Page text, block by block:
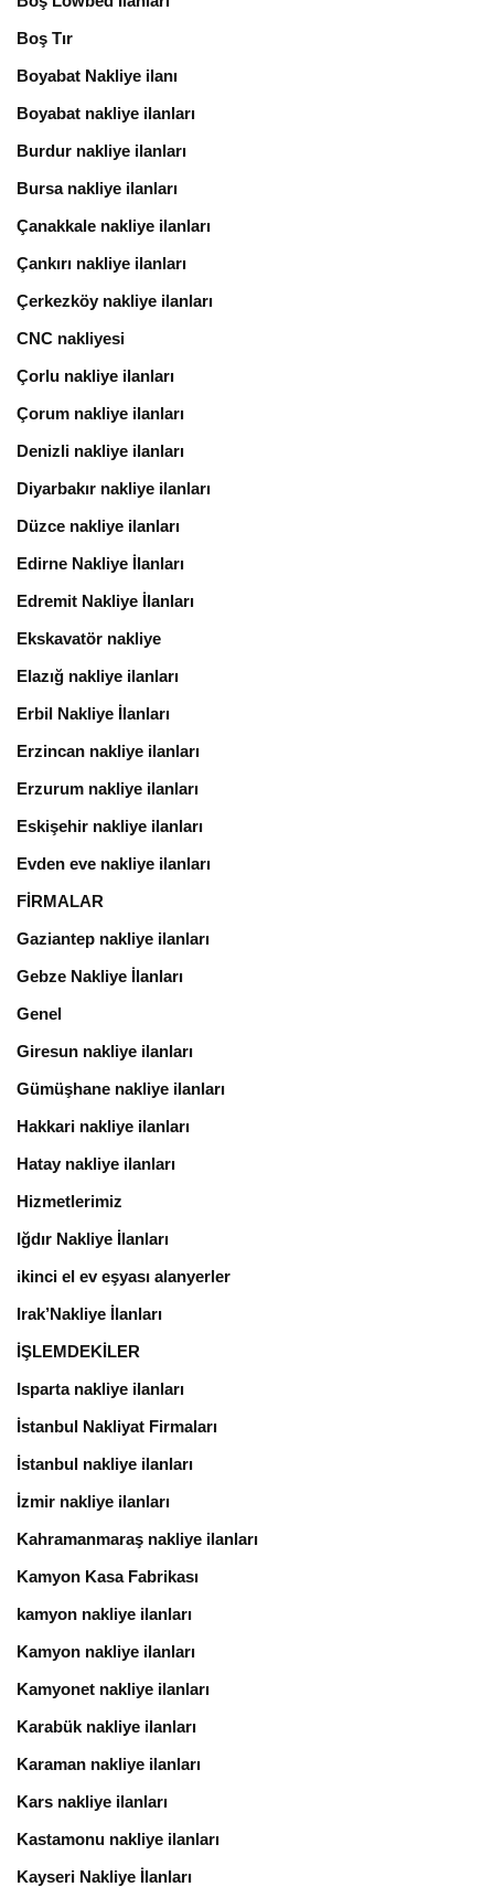
Boş Tır
Boyabat Nakliye ilanı
Boyabat nakliye ilanları
Burdur nakliye ilanları
Bursa nakliye ilanları
Çanakkale nakliye ilanları
Çankırı nakliye ilanları
Çerkezköy nakliye ilanları
CNC nakliyesi
Çorlu nakliye ilanları
Çorum nakliye ilanları
Denizli nakliye ilanları
Diyarbakır nakliye ilanları
Düzce nakliye ilanları
Edirne Nakliye İlanları
Edremit Nakliye İlanları
Ekskavatör nakliye
Elazığ nakliye ilanları
Erbil Nakliye İlanları
Erzincan nakliye ilanları
Erzurum nakliye ilanları
Eskişehir nakliye ilanları
Evden eve nakliye ilanları
FİRMALAR
Gaziantep nakliye ilanları
Gebze Nakliye İlanları
Genel
Giresun nakliye ilanları
Gümüşhane nakliye ilanları
Hakkari nakliye ilanları
Hatay nakliye ilanları
Hizmetlerimiz
Iğdır Nakliye İlanları
ikinci el ev eşyası alanyerler
Irak’Nakliye İlanları
İŞLEMDEKİLER
Isparta nakliye ilanları
İstanbul Nakliyat Firmaları
İstanbul nakliye ilanları
İzmir nakliye ilanları
Kahramanmaraş nakliye ilanları
Kamyon Kasa Fabrikası
kamyon nakliye ilanları
Kamyon nakliye ilanları
Kamyonet nakliye ilanları
Karabük nakliye ilanları
Karaman nakliye ilanları
Kars nakliye ilanları
Kastamonu nakliye ilanları
Kayseri Nakliye İlanları